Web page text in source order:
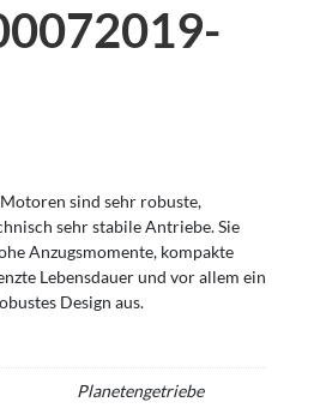
sind sehr robuste,
sehr stabile Antriebe. Sie
Anzugsmomente, kompakte
Lebensdauer und vor allem ein
Design aus.
Planetengetriebe